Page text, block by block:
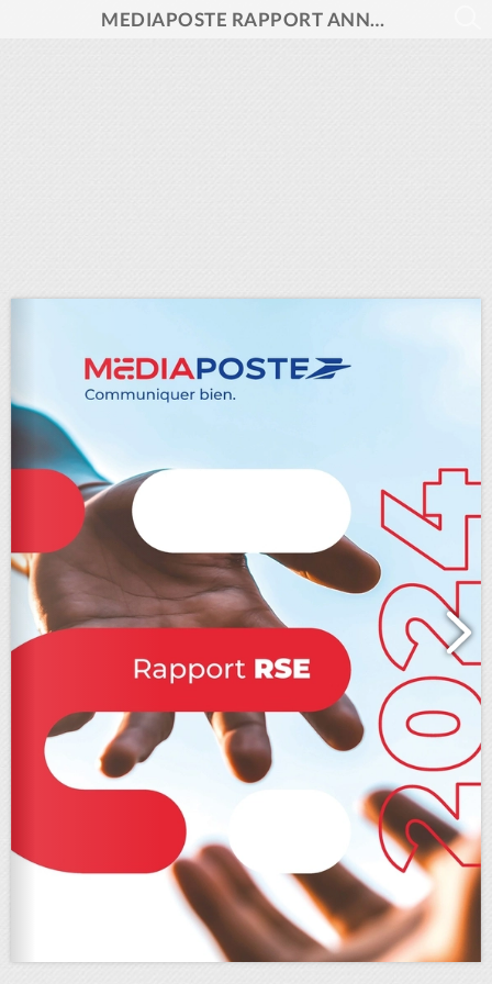
MEDIAPOSTE RAPPORT ANNUEL RSE 2024